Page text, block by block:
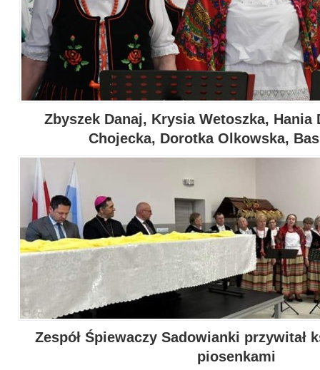
Zbyszek Danaj, Krysia Wetoszka, Hania
Chojecka, Dorotka Olkowska,
Zespół Śpiewaczy Sadowianki przywitał
piosenkami